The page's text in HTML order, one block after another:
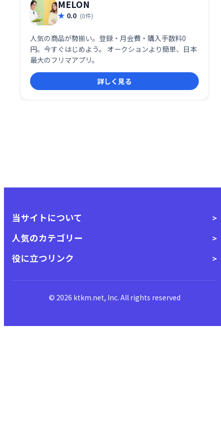
MELON
0.0 (0件)
人気の商品が勢揃い。登録・月会費・購入手数料0
円。今すぐはじめよう。 オークションより簡単、日本
最大のフリマアプリ。
詳しく見る
当サイトについて
人気のカテゴリー
役に立つリンク
© 2026 ktkm.net, Inc. All rights reserved